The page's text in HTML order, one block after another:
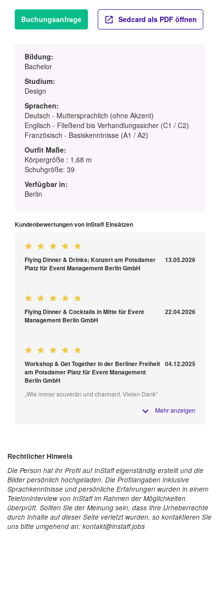
Buchungsanfrage Sedcard als PDF öffnen
Bildung:
Bachelor
Studium:
Design
Sprachen:
Deutsch - Muttersprachlich (ohne Akzent)
Englisch - Fließend bis Verhandlungssicher (C1 / C2)
Französisch - Basiskenntnisse (A1 / A2)
Outfit Maße:
Körpergröße : 1,68 m
Schuhgröße: 39
Verfügbar in:
Berlin
Kundenbewertungen von InStaff Einsätzen
Flying Dinner & Drinks; Konzert am Potsdamer
Platz für Event Management Berlin GmbH
13.05.2026
Flying Dinner & Cocktails in Mitte für Event
Management Berlin GmbH
22.04.2026
Workshop & Get Together in der Berliner Freiheit
am Potsdamer Platz für Event Management
Berlin GmbH
04.12.2025
„Wie immer souverän und charmant. Vielen Dank“
Mehr anzeigen
Rechtlicher Hinweis
Die Person hat ihr Profil auf InStaff eigenständig erstellt und die
Bilder persönlich hochgeladen. Die Profilangaben inklusive
Sprachkenntnisse und persönliche Erfahrungen wurden in einem
Telefoninterview von InStaff im Rahmen der Möglichkeiten
überprüft. Sollten Sie der Meinung sein, dass Ihre Urheberrechte
durch Inhalte auf dieser Seite verletzt wurden, so kontaktieren Sie
uns bitte umgehend an: kontakt@instaff.jobs